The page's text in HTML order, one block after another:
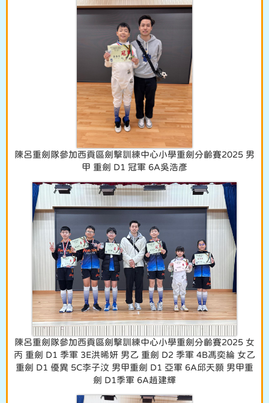
陳呂重劍隊參加西貢區劍擊訓練中心小學重劍分齡賽2025 男
甲 重劍 D1 冠軍 6A吳浩彥
陳呂重劍隊參加西貢區劍擊訓練中心小學重劍分齡賽2025 女
丙 重劍 D1 季軍 3E洪晞妍 男乙 重劍 D2 季軍 4B馮奕綸 女乙
重劍 D1 優異 5C李子汶 男甲重劍 D1 亞軍 6A邱天顥 男甲重
劍 D1季軍 6A趙建輝